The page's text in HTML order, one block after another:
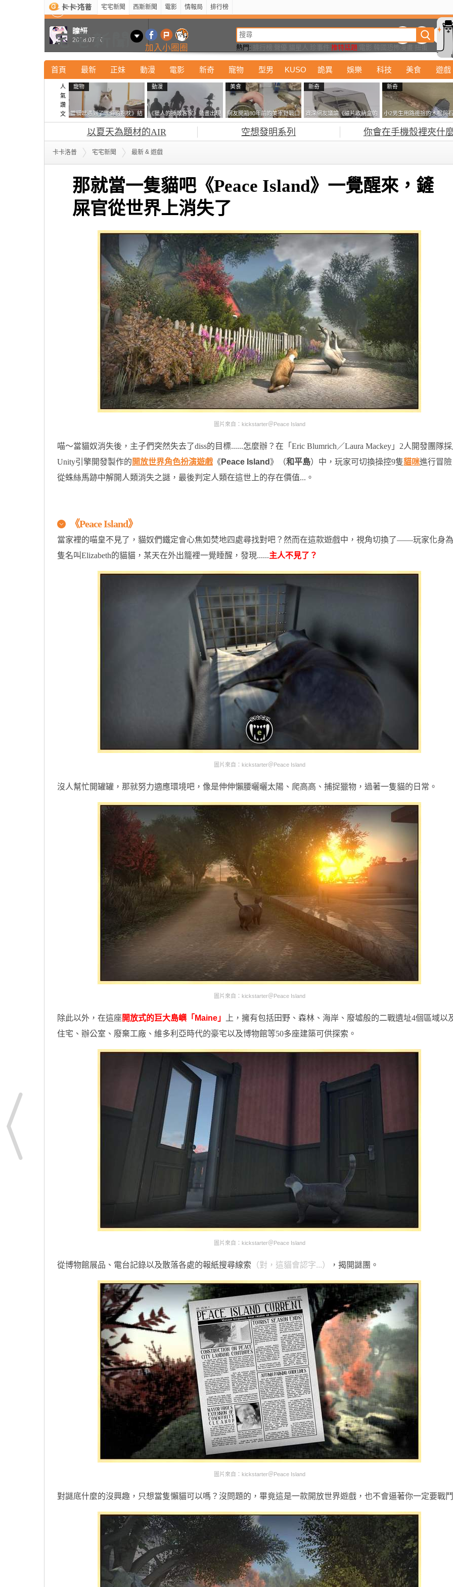
宅宅新聞 西斯新聞 電影 情報局 排行榜
加入小圈圈 熱門: 推特話題
首頁 最新 正妹 動漫 電影 新奇 寵物 型男 KUSO 詭異 娛樂 科技 美食 遊戲
人
氣
讚
文
寵物
當貓咪遇到了《海豹抱枕》結
果玩了10天後，海豹一整個走
鐘笑翻網友
動漫
《獵人的揍敵客家》動畫出現
的這個剪影是誰？你是不是忘
記還有這號人物了
美食
網友開箱80年前的美軍野戰口
糧 罐頭本身保存良好，但裡
面的味道...
新奇
資深網友議論《磁片收納盒的
鎖有什麼用》想偷的話整盒拿
新奇
小2男生用路邊撿的木棍與石
頭做成了《石斧》馬麻打開
包嚇一跳怎麼會有這種東
西！？
以夏天為題材的AIR 空想發明系列 你會在手機殼裡夾什
卡卡洛普 宅宅新聞 最新 & 遊戲
那就當一隻貓吧《Peace Island》一覺醒來，鏟
屎官從世界上消失了
最新 新奇 正妹 寵物 型男 Kuso 科技 動漫
曈妍
2018.07.10
圖片來自：kickstarter＠Peace Island
喵～當貓奴消失後，主子們突然失去了diss的目標......怎麼辦？在「Eric Blumrich／Laura Mackey」2人開發團隊
Unity引擎開發製作的 開放世界角色扮演遊戲 《 Peace Island 》（和平島）中，玩家可切換操控9隻貓咪進行冒
從蛛絲馬跡中解開人類消失之謎，最後判定人類在這世上的存在價值...。
《Peace Island》
當家裡的喵皇不見了，貓奴們鐵定會心焦如焚地四處尋找對吧？然而在這款遊戲中，視角切換了——玩家化身
隻名叫Elizabeth的貓貓，某天在外出籠裡一覺睡醒，發現......主人不見了？
圖片來自：kickstarter＠Peace Island
沒人幫忙開罐罐，那就努力適應環境吧，像是伸伸懶腰曬曬太陽、爬高高、捕捉獵物，過著一隻貓的日常。
圖片來自：kickstarter＠Peace Island
除此以外，在這座開放式的巨大島嶼「Maine」
上，擁有包括田野、森林、海岸、廢墟般的二戰遺址4個區域以
住宅、辦公室、廢棄工廠、維多利亞時代的豪宅以及博物館等50多座建築可供探索。
圖片來自：kickstarter＠Peace Island
從博物館展品、電台記錄以及散落各處的報紙搜尋線索 （對，這貓會認字...） ，揭開謎團。
圖片來自：kickstarter＠Peace Island
對謎底什麼的沒興趣，只想當隻懶貓可以嗎？沒問題的，畢竟這是一款開放世界遊戲，也不會逼著你一定要戰